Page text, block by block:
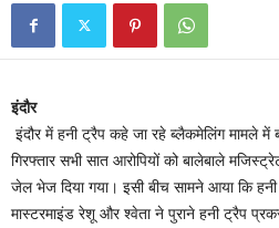
इंदौर
इंदौर में हनी ट्रैप कहे जा रहे ब्लैकमेलिंग मामले
गिरफ्तार सभी सात आरोपियों को बालेबाले
जेल भेज दिया गया। इसी बीच सामने आया कि
मास्टरमाइंड रेशू और श्वेता ने पुराने हनी ट्रैप